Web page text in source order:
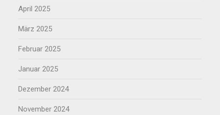
April 2025
März 2025
Februar 2025
Januar 2025
Dezember 2024
November 2024